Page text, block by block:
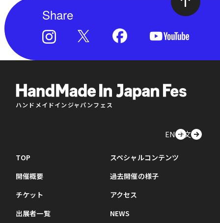
Share
ハンドメイドインジャパンフェス
EN中文
TOP
開催概要
チケット
出展者一覧
スペシャルコンテンツ
過去開催の様子
アクセス
NEWS